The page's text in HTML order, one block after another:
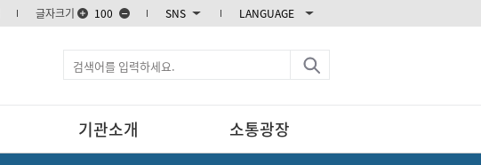
글자크기 100
SNS
카카오스토리
인스타그램
LANGUAGE
기관소개 소통광장